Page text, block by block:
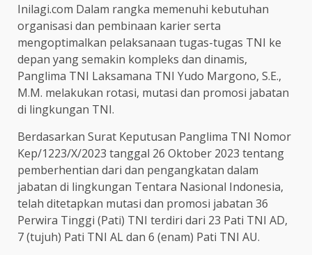
Inilagi.com Dalam rangka memenuhi kebutuhan
organisasi dan pembinaan karier serta
mengoptimalkan pelaksanaan tugas-tugas TNI ke
depan yang semakin kompleks dan dinamis,
Panglima TNI Laksamana TNI Yudo Margono, S.E.,
M.M. melakukan rotasi, mutasi dan promosi jabatan
di lingkungan TNI.
Berdasarkan Surat Keputusan Panglima TNI Nomor
Kep/1223/X/2023 tanggal 26 Oktober 2023 tentang
pemberhentian dari dan pengangkatan dalam
jabatan di lingkungan Tentara Nasional Indonesia,
telah ditetapkan mutasi dan promosi jabatan 36
Perwira Tinggi (Pati) TNI terdiri dari 23 Pati TNI AD,
7 (tujuh) Pati TNI AL dan 6 (enam) Pati TNI AU.